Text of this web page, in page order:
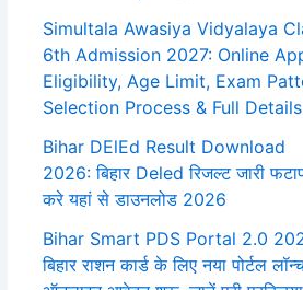
Simultala Awasiya Vidyalaya
6th Admission 2027: Online
Eligibility, Age Limit, Exam
Selection Process & Full Details
Bihar DElEd Result Download
2026: बिहार Deled रिजल्ट जारी
करे यहां से डाउनलोड 2026
Bihar Smart PDS Portal 2.0
बिहार राशन कार्ड के लिए नया पोर्टल